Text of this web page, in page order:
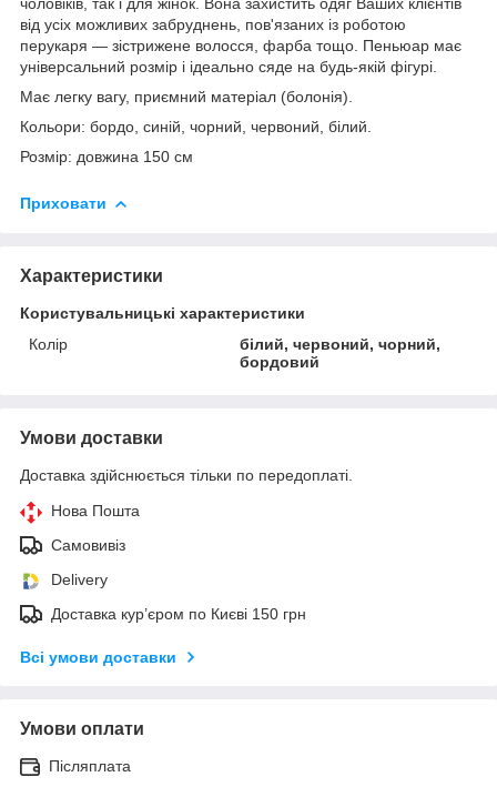
від усіх можливих забруднень, пов'язаних із роботою
перукаря — зістрижене волосся, фарба тощо. Пеньюар має
універсальний розмір і ідеально сяде на будь-якій фігурі.
Має легку вагу, приємний матеріал (болонія).
Кольори: бордо, синій, чорний, червоний, білий.
Розмір: довжина 150 см
Приховати
Характеристики
Користувальницькі характеристики
Колір
білий, червоний, чорний,
бордовий
Умови доставки
Доставка здійснюється тільки по передоплаті.
Нова Пошта
Самовивіз
Delivery
Доставка кур’єром по Києві 150 грн
Всі умови доставки
Умови оплати
Післяплата